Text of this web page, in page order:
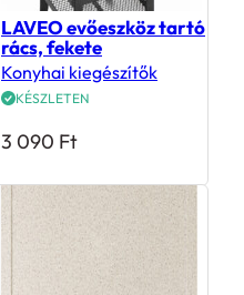
LAVEO evőeszköz tartó
rács, fekete
Konyhai kiegészítők
KÉSZLETEN
3 090 Ft